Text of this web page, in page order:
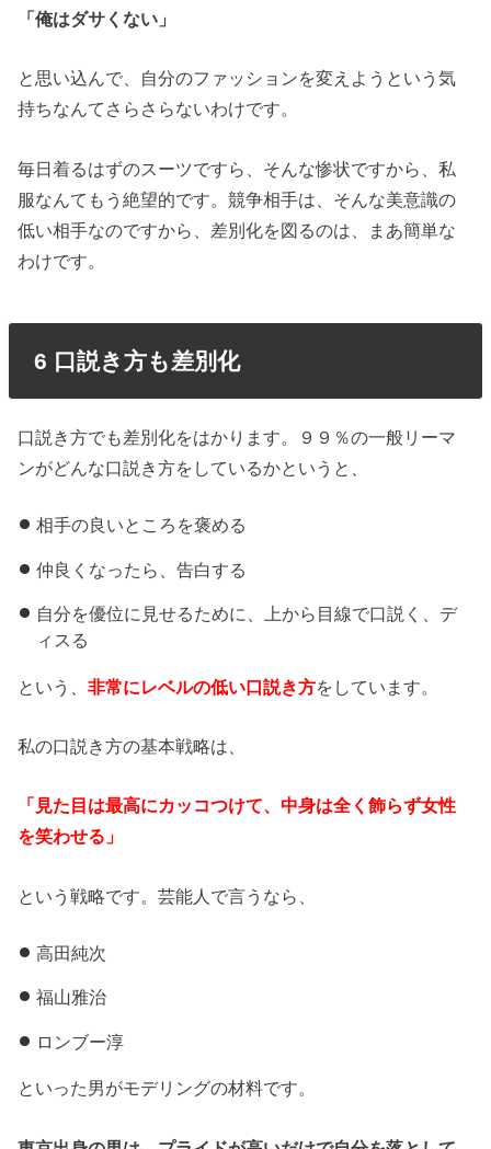
「俺はダサくない」
と思い込んで、自分のファッションを変えようという気
持ちなんてさらさらないわけです。
毎日着るはずのスーツですら、そんな惨状ですから、私
服なんてもう絶望的です。競争相手は、そんな美意識の
低い相手なのですから、差別化を図るのは、まあ簡単な
わけです。
6 口説き方も差別化
口説き方でも差別化をはかります。９９％の一般リーマ
ンがどんな口説き方をしているかというと、
相手の良いところを褒める
仲良くなったら、告白する
自分を優位に見せるために、上から目線で口説く、デ
ィスる
という、非常にレベルの低い口説き方をしています。
私の口説き方の基本戦略は、
「見た目は最高にカッコつけて、中身は全く飾らず女性
を笑わせる」
という戦略です。芸能人で言うなら、
高田純次
福山雅治
ロンブー淳
といった男がモデリングの材料です。